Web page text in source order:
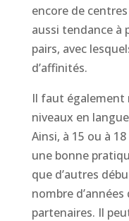
encore de
aussi tendance à
pairs, avec
d’affinités.
Il faut également
niveaux en
Ainsi, à 15 ou à
une bonne
que d’autres
nombre d’années
partenaires. Il